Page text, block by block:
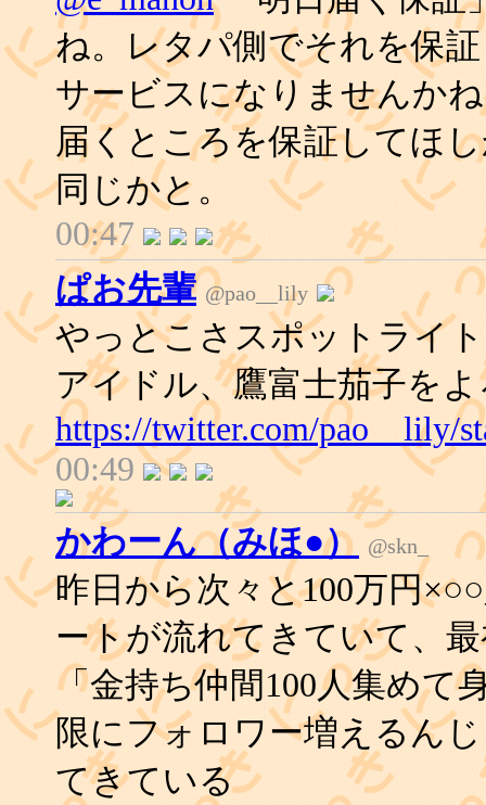
ね。レタパ側でそれを保
サービスになりませんか
届くところを保証してほ
同じかと。
00:47
ぱお先輩 @pao__lily
やっとこさスポットライ
アイドル、鷹富士茄子を
https://twitter.com/pao__lily/
00:49
かわーん（みほ●）
@skn_
昨日から次々と100万円
ートが流れてきていて、
「金持ち仲間100人集めて
限にフォロワー増えるん
てきている